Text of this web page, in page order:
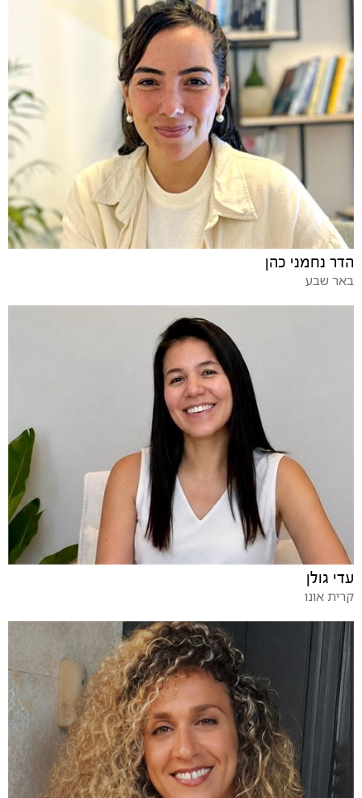
הדר נחמני כהן
באר שבע
עדי גולן
קרית אונו